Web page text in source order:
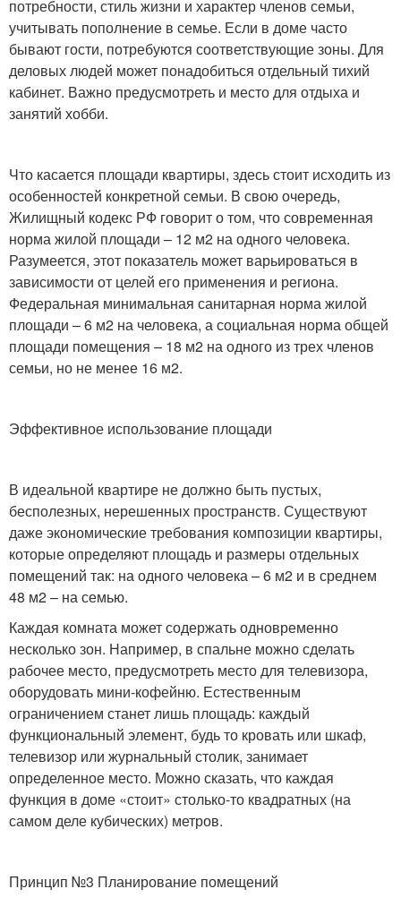
потребности, стиль жизни и характер членов семьи,
учитывать пополнение в семье. Если в доме часто
бывают гости, потребуются соответствующие зоны. Для
деловых людей может понадобиться отдельный тихий
кабинет. Важно предусмотреть и место для отдыха и
занятий хобби.
Что касается площади квартиры, здесь стоит исходить из
особенностей конкретной семьи. В свою очередь,
Жилищный кодекс РФ говорит о том, что современная
норма жилой площади – 12 м2 на одного человека.
Разумеется, этот показатель может варьироваться в
зависимости от целей его применения и региона.
Федеральная минимальная санитарная норма жилой
площади – 6 м2 на человека, а социальная норма общей
площади помещения – 18 м2 на одного из трех членов
семьи, но не менее 16 м2.
Эффективное использование площади
В идеальной квартире не должно быть пустых,
бесполезных, нерешенных пространств. Существуют
даже экономические требования композиции квартиры,
которые определяют площадь и размеры отдельных
помещений так: на одного человека – 6 м2 и в среднем
48 м2 – на семью.
Каждая комната может содержать одновременно
несколько зон. Например, в спальне можно сделать
рабочее место, предусмотреть место для телевизора,
оборудовать мини-кофейню. Естественным
ограничением станет лишь площадь: каждый
функциональный элемент, будь то кровать или шкаф,
телевизор или журнальный столик, занимает
определенное место. Можно сказать, что каждая
функция в доме «стоит» столько-то квадратных (на
самом деле кубических) метров.
Принцип №3 Планирование помещений